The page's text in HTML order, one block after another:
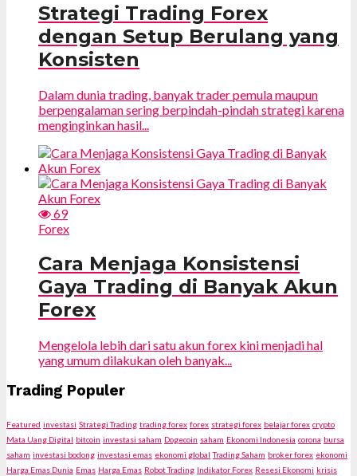
Strategi Trading Forex
dengan Setup Berulang yang
Konsisten
Dalam dunia trading, banyak trader pemula maupun
berpengalaman sering berpindah-pindah strategi karena
menginginkan hasil...
69
Forex
Cara Menjaga Konsistensi
Gaya Trading di Banyak Akun
Forex
Mengelola lebih dari satu akun forex kini menjadi hal
yang umum dilakukan oleh banyak...
Trading Populer
Featured investasi Strategi Trading trading forex forex strategi forex belajar forex crypto
Mata Uang Digital bitcoin investasi saham Dogecoin saham Ekonomi Indonesia corona bursa
saham investasi bodong investasi emas ekonomi global Trading Saham broker forex ekonomi
Harga Emas Dunia Emas Harga Emas Robot Trading Indikator Forex Resesi Ekonomi krisis